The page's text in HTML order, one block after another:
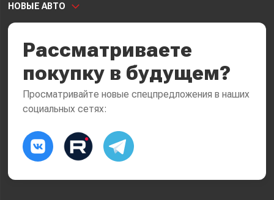
НОВЫЕ АВТО
Рассматриваете
покупку в будущем?
Просматривайте новые спецпредложения в наших
социальных сетях: